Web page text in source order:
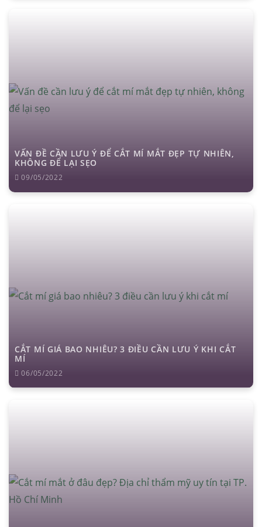
VẤN ĐỀ CẦN LƯU Ý ĐỂ CẮT MÍ MẮT ĐẸP TỰ NHIÊN,
KHÔNG ĐỂ LẠI SẸO
09/05/2022
CẮT MÍ GIÁ BAO NHIÊU? 3 ĐIỀU CẦN LƯU Ý KHI CẮT
MÍ
06/05/2022